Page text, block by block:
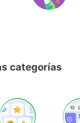
categorías